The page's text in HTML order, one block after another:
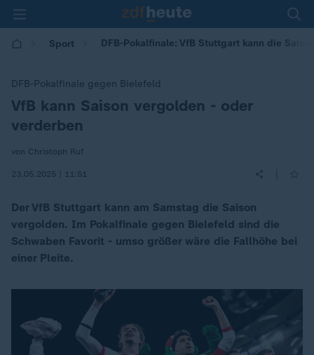
Sport DFB-Pokalfinale: VfB Stuttgart kann die
DFB-Pokalfinale gegen Bielefeld
:
VfB kann Saison vergolden - oder
verderben
von Christoph Ruf
23.05.2025 | 11:51
Der VfB Stuttgart kann am Samstag die Saison
vergolden. Im Pokalfinale gegen Bielefeld sind die
Schwaben Favorit - umso größer wäre die Fallhöhe bei
einer Pleite.